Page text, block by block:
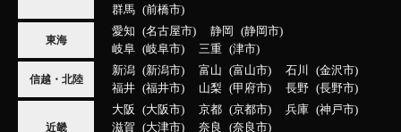
群馬
前橋市
東海
愛知 名古屋市 静岡
静岡市
岐阜
岐阜市 三重 津市
信越・北陸
新潟 新潟市 富山 富山市 石川
金沢市
福井
福井市 山梨 甲府市 長野 長野市
近畿
大阪 大阪市 京都 京都市 兵庫
神戸市
滋賀
大津市 奈良
奈良市